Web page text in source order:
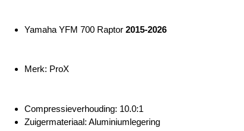
Yamaha YFM 700 Raptor 2015-2026
Merk: ProX
Compressieverhouding: 10.0:1
Zuigermateriaal: Aluminiumlegering